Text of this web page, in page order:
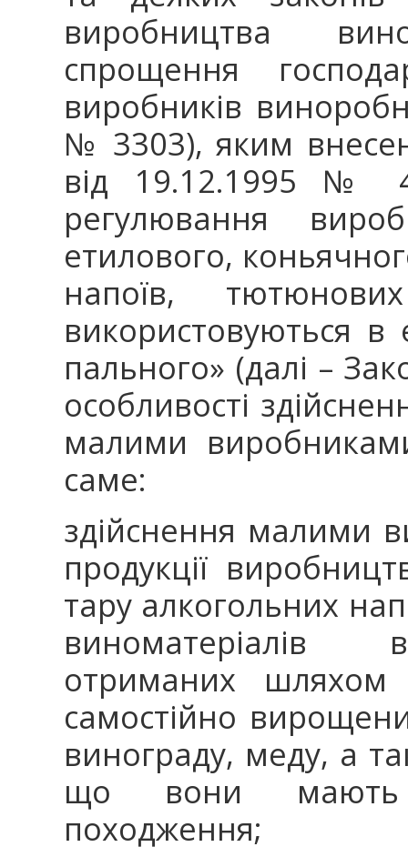
виробництва
спрощення
виробників
№ 3303), яким
від 19.12.1995 №
регулювання
етилового,
напоїв,
використовуються в
пального» (далі –
особливості
малими
саме:
здійснення малими
продукції
тару алкогольних
виноматеріалів
отриманих
самостійно
винограду, меду, а
що вони мають
походження;